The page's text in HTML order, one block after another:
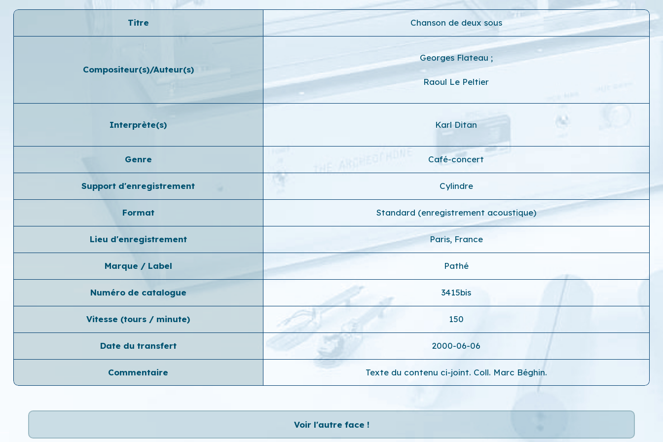
Titre Chanson de deux sous
Compositeur(s)/Auteur(s)
Georges Flateau ;
Raoul Le Peltier
Interprète(s) Karl Ditan
Genre Café-concert
Support d'enregistrement Cylindre
Format Standard (enregistrement acoustique)
Lieu d'enregistrement Paris, France
Marque / Label Pathé
Numéro de catalogue 3415bis
Vitesse (tours / minute) 150
Date du transfert 2000-06-06
Commentaire Texte du contenu ci-joint. Coll. Marc Béghin.
Voir l'autre face !